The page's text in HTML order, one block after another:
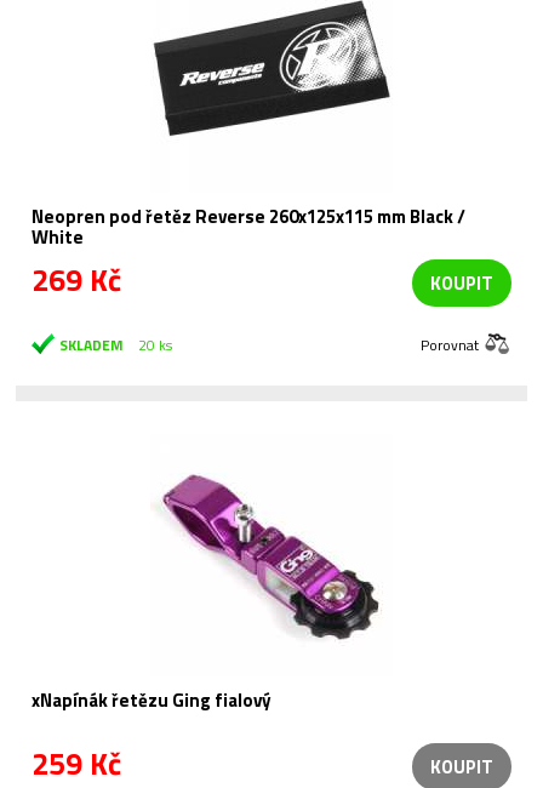
Neopren pod řetěz Reverse 260x125x115 mm Black /
White
269 Kč KOUPIT
SKLADEM 20 ks Porovnat
xNapínák řetězu Ging fialový
259 Kč KOUPIT